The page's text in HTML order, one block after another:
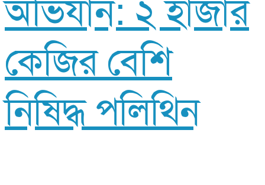
অভিযান: ২ হাজার
কেজির বেশি
নিষিদ্ধ পলিথিন